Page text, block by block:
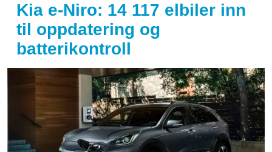
Kia e-Niro: 14 117 elbiler inn
til oppdatering og
batterikontroll